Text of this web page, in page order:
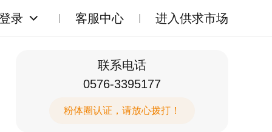
录 客服中心 进入供求市场
联系电话
0576-3395177
粉体圈认证，请放心拨打！